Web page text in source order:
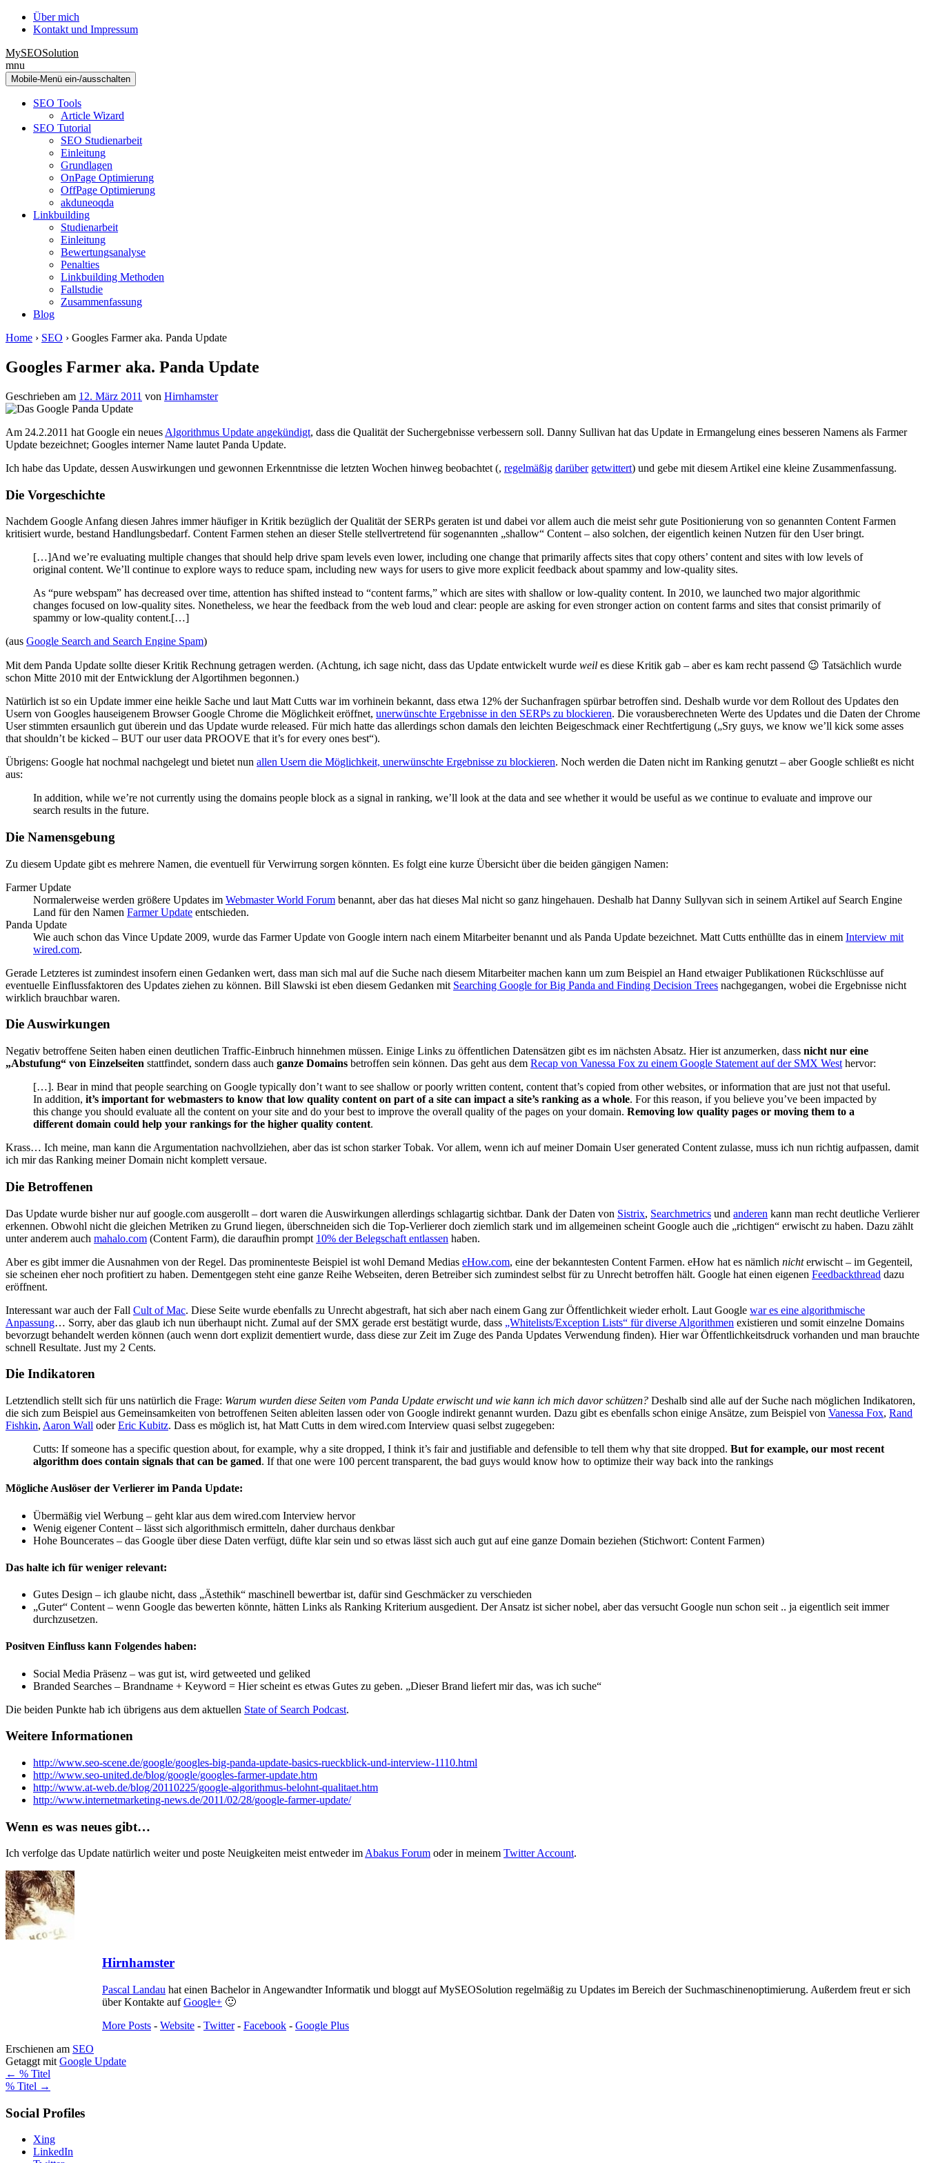
Zum
Inhalt
Zum
Hauptmenü
Über mich
Kontakt und Impressum
MySEOSolution
mnu
Mobile-Menü ein-/ausschalten
SEO Tools
Article Wizard
SEO Tutorial
SEO Studienarbeit
Einleitung
Grundlagen
OnPage Optimierung
OffPage Optimierung
akduneoqda
Linkbuilding
Studienarbeit
Einleitung
Bewertungsanalyse
Penalties
Linkbuilding Methoden
Fallstudie
Zusammenfassung
Blog
Home › SEO › Googles Farmer aka. Panda Update
Googles Farmer aka. Panda Update
Geschrieben am 12. März 2011 von Hirnhamster
Am 24.2.2011 hat Google ein neues Algorithmus Update angekündigt, dass die Qualität der Suchergebnisse verbessern soll. Danny Sullivan hat das Update in Ermangelung eines besseren Namens als Farmer
Update bezeichnet; Googles interner Name lautet Panda Update.
Ich habe das Update, dessen Auswirkungen und gewonnen Erkenntnisse die letzten Wochen hinweg beobachtet (, regelmäßig darüber getwittert) und gebe mit diesem Artikel eine kleine Zusammenfassung.
Die Vorgeschichte
Nachdem Google Anfang diesen Jahres immer häufiger in Kritik bezüglich der Qualität der SERPs geraten ist und dabei vor allem auch die meist sehr gute Positionierung von so genannten Content Farmen
kritisiert wurde, bestand Handlungsbedarf. Content Farmen stehen an dieser Stelle stellvertretend für sogenannten „shallow“ Content – also solchen, der eigentlich keinen Nutzen für den User bringt.
[…]And we’re evaluating multiple changes that should help drive spam levels even lower, including one change that primarily affects sites that copy others’ content and sites with low levels of
original content. We’ll continue to explore ways to reduce spam, including new ways for users to give more explicit feedback about spammy and low-quality sites.
As “pure webspam” has decreased over time, attention has shifted instead to “content farms,” which are sites with shallow or low-quality content. In 2010, we launched two major algorithmic
changes focused on low-quality sites. Nonetheless, we hear the feedback from the web loud and clear: people are asking for even stronger action on content farms and sites that consist primarily of
spammy or low-quality content.[…]
(aus Google Search and Search Engine Spam)
Mit dem Panda Update sollte dieser Kritik Rechnung getragen werden. (Achtung, ich sage nicht, dass das Update entwickelt wurde weil es diese Kritik gab – aber es kam recht passend 😉 Tatsächlich wurde
schon Mitte 2010 mit der Entwicklung der Algortihmen begonnen.)
Natürlich ist so ein Update immer eine heikle Sache und laut Matt Cutts war im vorhinein bekannt, dass etwa 12% der Suchanfragen spürbar betroffen sind. Deshalb wurde vor dem Rollout des Updates den
Usern von Googles hauseigenem Browser Google Chrome die Möglichkeit eröffnet, unerwünschte Ergebnisse in den SERPs zu blockieren. Die vorausberechneten Werte des Updates und die Daten der Chrome
User stimmten ersaunlich gut überein und das Update wurde released. Für mich hatte das allerdings schon damals den leichten Beigeschmack einer Rechtfertigung („Sry guys, we know we’ll kick some asses
that shouldn’t be kicked – BUT our user data PROOVE that it’s for every ones best“).
Übrigens: Google hat nochmal nachgelegt und bietet nun allen Usern die Möglichkeit, unerwünschte Ergebnisse zu blockieren. Noch werden die Daten nicht im Ranking genutzt – aber Google schließt es nicht
aus:
In addition, while we’re not currently using the domains people block as a signal in ranking, we’ll look at the data and see whether it would be useful as we continue to evaluate and improve our
search results in the future.
Die Namensgebung
Zu diesem Update gibt es mehrere Namen, die eventuell für Verwirrung sorgen könnten. Es folgt eine kurze Übersicht über die beiden gängigen Namen:
Farmer Update
Normalerweise werden größere Updates im Webmaster World Forum benannt, aber das hat dieses Mal nicht so ganz hingehauen. Deshalb hat Danny Sullyvan sich in seinem Artikel auf Search Engine
Land für den Namen Farmer Update entschieden.
Panda Update
Wie auch schon das Vince Update 2009, wurde das Farmer Update von Google intern nach einem Mitarbeiter benannt und als Panda Update bezeichnet. Matt Cutts enthüllte das in einem Interview mit
wired.com.
Gerade Letzteres ist zumindest insofern einen Gedanken wert, dass man sich mal auf die Suche nach diesem Mitarbeiter machen kann um zum Beispiel an Hand etwaiger Publikationen Rückschlüsse auf
eventuelle Einflussfaktoren des Updates ziehen zu können. Bill Slawski ist eben diesem Gedanken mit Searching Google for Big Panda and Finding Decision Trees nachgegangen, wobei die Ergebnisse nicht
wirklich brauchbar waren.
Die Auswirkungen
Negativ betroffene Seiten haben einen deutlichen Traffic-Einbruch hinnehmen müssen. Einige Links zu öffentlichen Datensätzen gibt es im nächsten Absatz. Hier ist anzumerken, dass nicht nur eine
„Abstufung“ von Einzelseiten stattfindet, sondern dass auch ganze Domains betroffen sein können. Das geht aus dem Recap von Vanessa Fox zu einem Google Statement auf der SMX West hervor:
[…]. Bear in mind that people searching on Google typically don’t want to see shallow or poorly written content, content that’s copied from other websites, or information that are just not that useful.
In addition, it’s important for webmasters to know that low quality content on part of a site can impact a site’s ranking as a whole. For this reason, if you believe you’ve been impacted by
this change you should evaluate all the content on your site and do your best to improve the overall quality of the pages on your domain. Removing low quality pages or moving them to a
different domain could help your rankings for the higher quality content.
Krass… Ich meine, man kann die Argumentation nachvollziehen, aber das ist schon starker Tobak. Vor allem, wenn ich auf meiner Domain User generated Content zulasse, muss ich nun richtig aufpassen, damit
ich mir das Ranking meiner Domain nicht komplett versaue.
Die Betroffenen
Das Update wurde bisher nur auf google.com ausgerollt – dort waren die Auswirkungen allerdings schlagartig sichtbar. Dank der Daten von Sistrix, Searchmetrics und anderen kann man recht deutliche Verlierer
erkennen. Obwohl nicht die gleichen Metriken zu Grund liegen, überschneiden sich die Top-Verlierer doch ziemlich stark und im allgemeinen scheint Google auch die „richtigen“ erwischt zu haben. Dazu zählt
unter anderem auch mahalo.com (Content Farm), die daraufhin prompt 10% der Belegschaft entlassen haben.
Aber es gibt immer die Ausnahmen von der Regel. Das prominenteste Beispiel ist wohl Demand Medias eHow.com, eine der bekanntesten Content Farmen. eHow hat es nämlich nichterwischt – im Gegenteil,
sie scheinen eher noch profitiert zu haben. Dementgegen steht eine ganze Reihe Webseiten, deren Betreiber sich zumindest selbst für zu Unrecht betroffen hält. Google hat einen eigenen Feedbackthread dazu
eröffnent.
Interessant war auch der Fall Cult of Mac. Diese Seite wurde ebenfalls zu Unrecht abgestraft, hat sich aber nach einem Gang zur Öffentlichkeit wieder erholt. Laut Google war es eine algorithmische
Anpassung… Sorry, aber das glaub ich nun überhaupt nicht. Zumal auf der SMX gerade erst bestätigt wurde, dass „Whitelists/Exception Lists“ für diverse Algorithmen existieren und somit einzelne Domains
bevorzugt behandelt werden können (auch wenn dort explizit dementiert wurde, dass diese zur Zeit im Zuge des Panda Updates Verwendung finden). Hier war Öffentlichkeitsdruck vorhanden und man brauchte
schnell Resultate. Just my 2 Cents.
Die Indikatoren
Letztendlich stellt sich für uns natürlich die Frage: Warum wurden diese Seiten vom Panda Update erwischt und wie kann ich mich davor schützen? Deshalb sind alle auf der Suche nach möglichen Indikatoren,
die sich zum Beispiel aus Gemeinsamkeiten von betroffenen Seiten ableiten lassen oder von Google indirekt genannt wurden. Dazu gibt es ebenfalls schon einige Ansätze, zum Beispiel von Vanessa Fox, Rand
Fishkin, Aaron Wall oderEric Kubitz. Dass es möglich ist, hat Matt Cutts in dem wired.com Interview quasi selbst zugegeben:
Cutts: If someone has a specific question about, for example, why a site dropped, I think it’s fair and justifiable and defensible to tell them why that site dropped. But for example, our most recent
algorithm does contain signals that can be gamed. If that one were 100 percent transparent, the bad guys would know how to optimize their way back into the rankings
Mögliche Auslöser der Verlierer im Panda Update:
Übermäßig viel Werbung – geht klar aus dem wired.com Interview hervor
Wenig eigener Content – lässt sich algorithmisch ermitteln, daher durchaus denkbar
Hohe Bouncerates – das Google über diese Daten verfügt, düfte klar sein und so etwas lässt sich auch gut auf eine ganze Domain beziehen (Stichwort: Content Farmen)
Das halte ich für weniger relevant:
Gutes Design – ich glaube nicht, dass „Ästethik“ maschinell bewertbar ist, dafür sind Geschmäcker zu verschieden
„Guter“ Content – wenn Google das bewerten könnte, hätten Links als Ranking Kriterium ausgedient. Der Ansatz ist sicher nobel, aber das versucht Google nun schon seit .. ja eigentlich seit immer
durchzusetzen.
Positven Einfluss kann Folgendes haben:
Social Media Präsenz – was gut ist, wird getweeted und geliked
Branded Searches – Brandname + Keyword = Hier scheint es etwas Gutes zu geben. „Dieser Brand liefert mir das, was ich suche“
Die beiden Punkte hab ich übrigens aus dem aktuellen State of Search Podcast.
Weitere Informationen
http://www.seo-scene.de/google/googles-big-panda-update-basics-rueckblick-und-interview-1110.html
http://www.seo-united.de/blog/google/googles-farmer-update.htm
http://www.at-web.de/blog/20110225/google-algorithmus-belohnt-qualitaet.htm
http://www.internetmarketing-news.de/2011/02/28/google-farmer-update/
Wenn es was neues gibt…
Ich verfolge das Update natürlich weiter und poste Neuigkeiten meist entweder imAbakus Forum oder in meinem Twitter Account.
Hirnhamster
Pascal Landau hat einen Bachelor in Angewandter Informatik und bloggt auf MySEOSolution regelmäßig zu Updates im Bereich der Suchmaschinenoptimierung. Außerdem freut er sich
über Kontakte aufGoogle+ 🙂
More Posts - Website - Twitter- Facebook - Google Plus
Erschienen am SEO
Getaggt mit Google Update
Artikelnavigation
← % Titel
% Titel →
Social Profiles
Xing
LinkedIn